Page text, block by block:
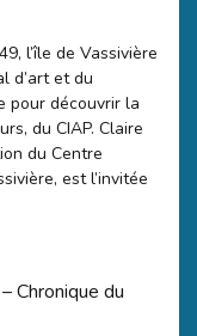
l’île de Vassivière
d’art et du
pour découvrir la
du CIAP. Claire
du Centre
est l’invitée
Chronique du